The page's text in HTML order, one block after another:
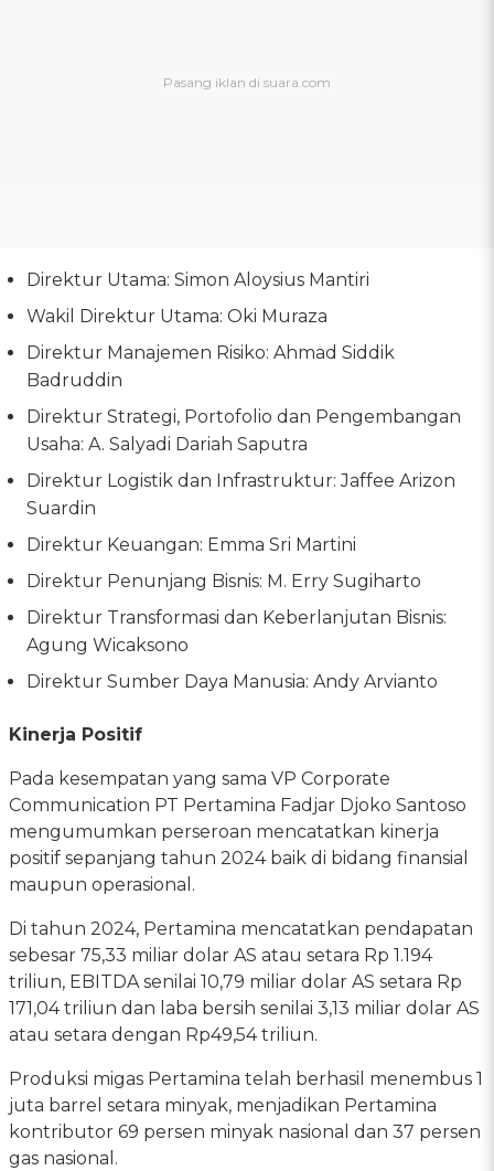
Direktur Utama: Simon Aloysius Mantiri
Wakil Direktur Utama: Oki Muraza
Direktur Manajemen Risiko: Ahmad Siddik
Badruddin
Direktur Strategi, Portofolio dan Pengembangan
Usaha: A. Salyadi Dariah Saputra
Direktur Logistik dan Infrastruktur: Jaffee Arizon
Suardin
Direktur Keuangan: Emma Sri Martini
Direktur Penunjang Bisnis: M. Erry Sugiharto
Direktur Transformasi dan Keberlanjutan Bisnis:
Agung Wicaksono
Direktur Sumber Daya Manusia: Andy Arvianto
Kinerja Positif
Pada kesempatan yang sama VP Corporate
Communication PT Pertamina Fadjar Djoko Santoso
mengumumkan perseroan mencatatkan kinerja
positif sepanjang tahun 2024 baik di bidang finansial
maupun operasional.
Di tahun 2024, Pertamina mencatatkan pendapatan
sebesar 75,33 miliar dolar AS atau setara Rp 1.194
triliun, EBITDA senilai 10,79 miliar dolar AS setara Rp
171,04 triliun dan laba bersih senilai 3,13 miliar dolar AS
atau setara dengan Rp49,54 triliun.
Produksi migas Pertamina telah berhasil menembus 1
juta barrel setara minyak, menjadikan Pertamina
kontributor 69 persen minyak nasional dan 37 persen
gas nasional.